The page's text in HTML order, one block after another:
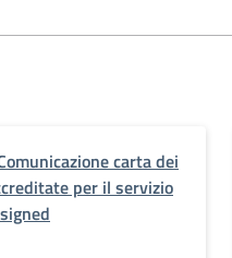
carta dei
per il servizio